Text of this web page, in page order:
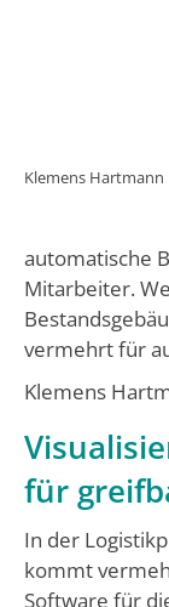
Klemens Hartmann
automatische
Mitarbeiter.
vermehrt für
Klemens
für
In der
kommt
Software für